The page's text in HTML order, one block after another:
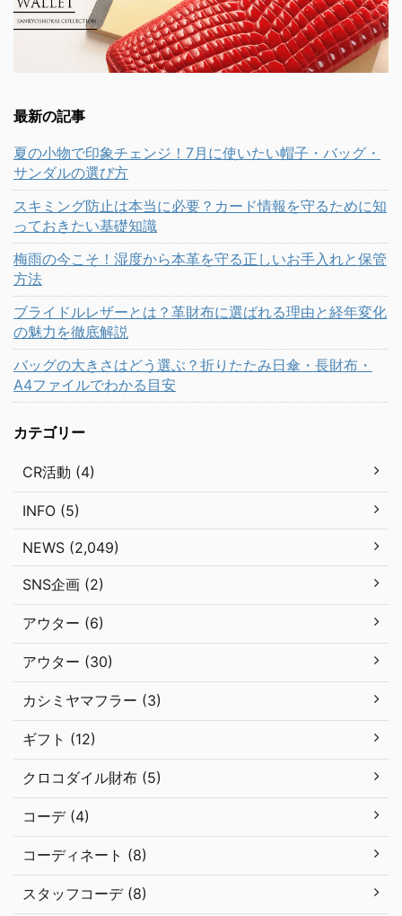
最新の記事
夏の小物で印象チェンジ！7月に使いたい帽子・バッグ・
サンダルの選び方
スキミング防止は本当に必要？カード情報を守るために知
っておきたい基礎知識
梅雨の今こそ！湿度から本革を守る正しいお手入れと保管
方法
ブライドルレザーとは？革財布に選ばれる理由と経年変化
の魅力を徹底解説
バッグの大きさはどう選ぶ？折りたたみ日傘・長財布・
A4ファイルでわかる目安
カテゴリー
CR活動 (4)
INFO (5)
NEWS (2,049)
SNS企画 (2)
アウター (6)
アウター (30)
カシミヤマフラー (3)
ギフト (12)
クロコダイル財布 (5)
コーデ (4)
コーディネート (8)
スタッフコーデ (8)